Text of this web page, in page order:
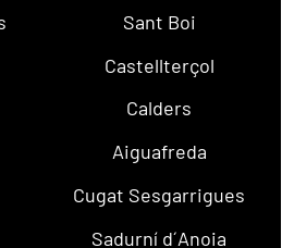
Sant Boi
Castellterçol
Calders
Aiguafreda
Cugat Sesgarrigues
Sadurní d´Anoia